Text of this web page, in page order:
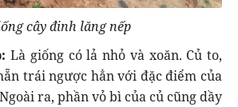
cây đinh lăng nếp
Là giống có lả nhỏ và xoăn. Củ to,
trái ngược hẳn với đặc điểm của
ra, phần vỏ bì của củ cũng dầy